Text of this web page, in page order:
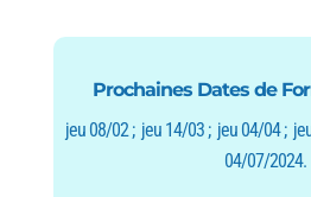
Prochaines Dates de
jeu 08/02 ; jeu 14/03 ; jeu 04/04 ;
04/07/2024.